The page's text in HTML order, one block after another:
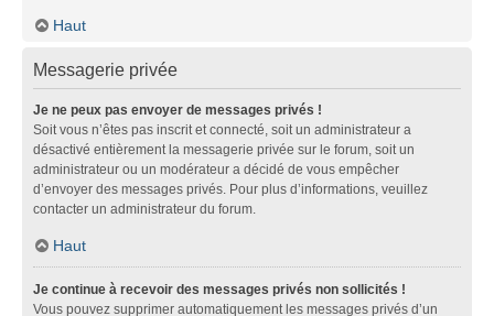
Haut
Messagerie privée
Je ne peux pas envoyer de messages privés !
Soit vous n’êtes pas inscrit et connecté, soit un administrateur a
désactivé entièrement la messagerie privée sur le forum, soit un
administrateur ou un modérateur a décidé de vous empêcher
d’envoyer des messages privés. Pour plus d’informations, veuillez
contacter un administrateur du forum.
Haut
Je continue à recevoir des messages privés non sollicités !
Vous pouvez supprimer automatiquement les messages privés d’un